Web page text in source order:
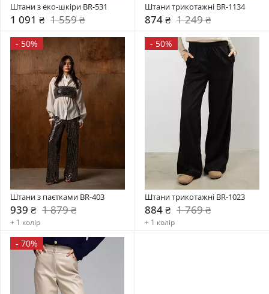
Штани з еко-шкіри BR-531
1 091 ₴ 1 559 ₴
Штани трикотажні BR-1134
874 ₴ 1 249 ₴
- 50%
Штани з паєтками BR-403
939 ₴ 1 879 ₴
+ 1 колір
- 50%
Штани трикотажні BR-1023
884 ₴ 1 769 ₴
+ 1 колір
- 70%